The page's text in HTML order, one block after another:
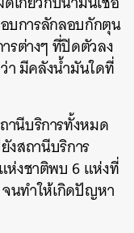
บการลักลอบกักตุน
รต่างๆ ที่ปิดตัวลง
า มีคลังน้ำมันใดที่
านีบริการทั้งหมด
งสถานีบริการ
ห่งชาติพบ 6 แห่งที่
นทำให้เกิดปัญหา
EMAIL